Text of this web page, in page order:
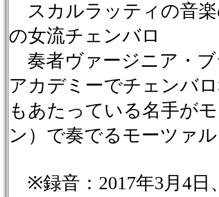
スカルラッティの音
の女流チェンバロ
奏者ヴァージニア・
アカデミーでチェンバ
もあたっている名手が
ン）で奏でるモーツァ
※録音：2017年3月4日